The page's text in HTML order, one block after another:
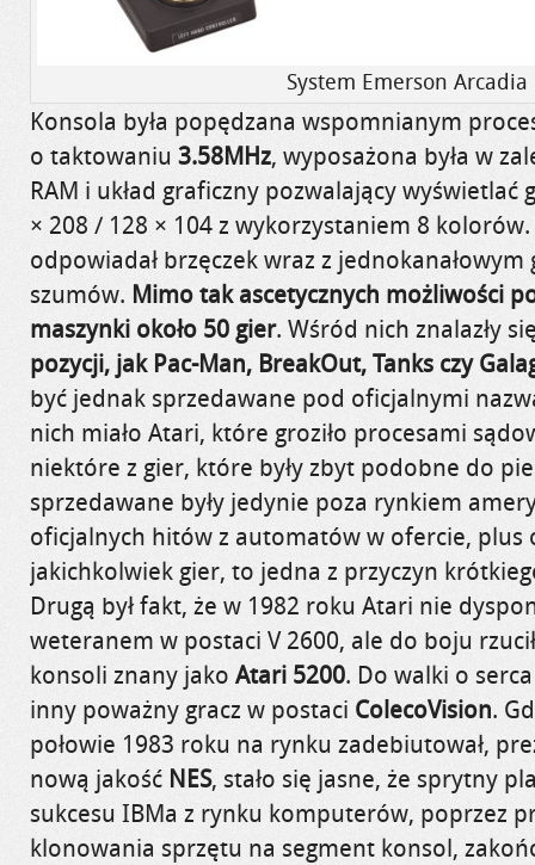
System Emerson Arcadia
Konsola była popędzana wspomnianym
o taktowaniu 3.58MHz, wyposażona była w
RAM i układ graficzny pozwalający
× 208 / 128 × 104 z wykorzystaniem 8
odpowiadał brzęczek wraz z
szumów. Mimo tak ascetycznych możliwości
maszynki około 50 gier. Wśród nich znalazły
pozycji, jak Pac-Man, BreakOut, Tanks czy
być jednak sprzedawane pod oficjalnymi
nich miało Atari, które groziło procesami
niektóre z gier, które były zbyt podobne do
sprzedawane były jedynie poza rynkiem
oficjalnych hitów z automatów w ofercie, plus
jakichkolwiek gier, to jedna z przyczyn
Drugą był fakt, że w 1982 roku Atari nie
weteranem w postaci V 2600, ale do boju
konsoli znany jako Atari 5200. Do walki o
inny poważny gracz w postaci ColecoVision.
połowie 1983 roku na rynku zadebiutował,
nową jakość NES, stało się jasne, że sprytny
sukcesu IBMa z rynku komputerów, poprzez
klonowania sprzętu na segment konsol,